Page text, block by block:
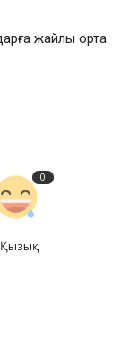
жайлы орта
0
Қызық